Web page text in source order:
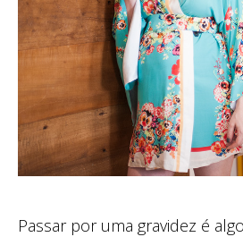
Passar por uma gravidez é